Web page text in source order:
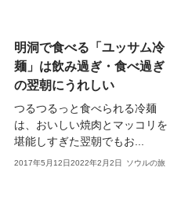
明洞で食べる「ユッサム冷
麺」は飲み過ぎ・食べ過ぎ
の翌朝にうれしい
つるつるっと食べられる冷麺
は、おいしい焼肉とマッコリを
堪能しすぎた翌朝でもお...
2017年5月12日2022年2月2日 ソウルの旅